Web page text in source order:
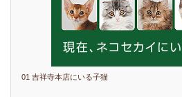
01 吉祥寺本店にいる子猫